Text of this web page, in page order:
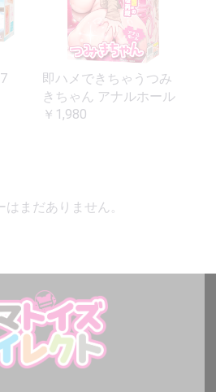
即ハメできちゃうつみ
きちゃん アナルホール
￥1,980
まだありません。